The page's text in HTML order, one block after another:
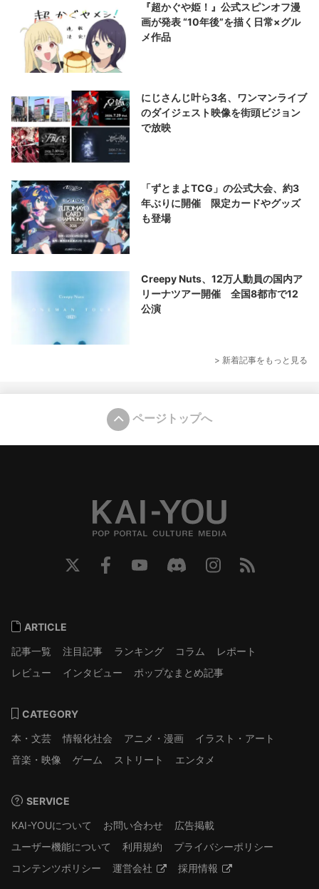
『超かぐや姫！』公式スピンオフ漫
画が発表 “10年後”を描く日常×グル
メ作品
にじさんじ叶ら3名、ワンマンライブ
のダイジェスト映像を街頭ビジョン
で放映
「ずとまよTCG」の公式大会、約3
年ぶりに開催 限定カードやグッズ
も登場
Creepy Nuts、12万人動員の国内ア
リーナツアー開催 全国8都市で12
公演
> 新着記事をもっと見る
ページトップへ
ARTICLE
記事一覧
注目記事 ランキング コラム
レポート
レビュー
インタビュー ポップなまとめ記事
CATEGORY
本・文芸
情報化社会 アニメ・漫画
イラスト・アート
音楽・映像
ゲーム ストリート エンタメ
SERVICE
KAI-YOUについて
お問い合わせ
広告掲載
ユーザー機能について
利用規約
プライバシーポリシー
コンテンツポリシー
運営会社 採用情報